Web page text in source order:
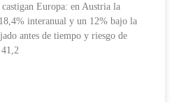
Europa: en Austria la
interanual y un 12% bajo la
antes de tiempo y riesgo de